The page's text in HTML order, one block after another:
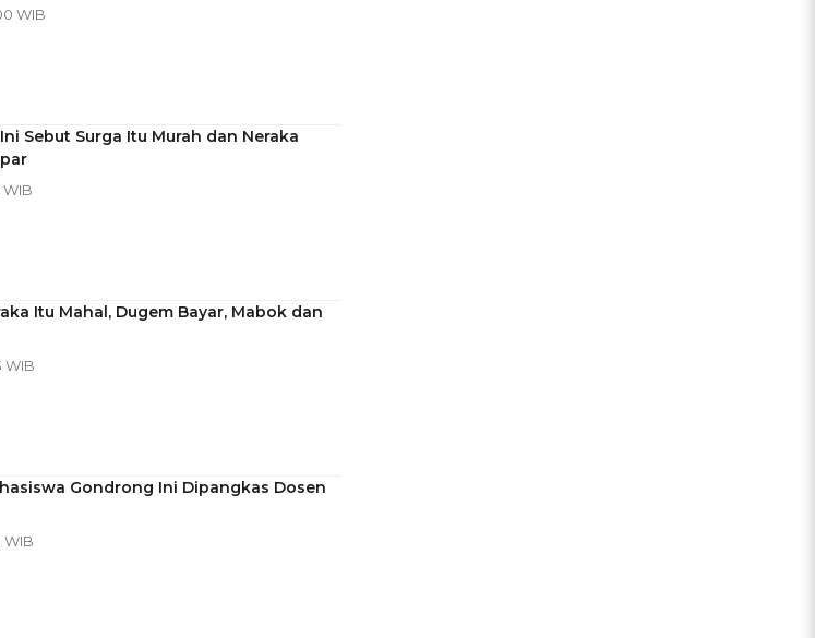
WIB
Sebut Surga Itu Murah dan Neraka
WIB
Itu Mahal, Dugem Bayar, Mabok dan
WIB
Gondrong Ini Dipangkas Dosen
WIB